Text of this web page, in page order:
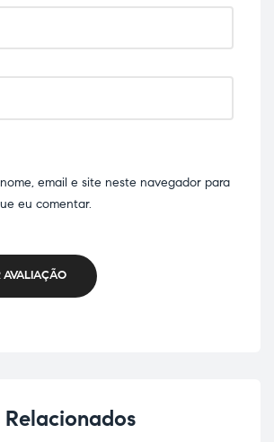
email e site neste navegador para
eu comentar.
AVALIAÇÃO